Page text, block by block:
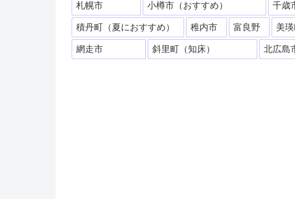
札幌市 小樽市（おすすめ） 千歳
積丹町（夏におすすめ） 稚内市 富良野 美
網走市 斜里町（知床） 北広島